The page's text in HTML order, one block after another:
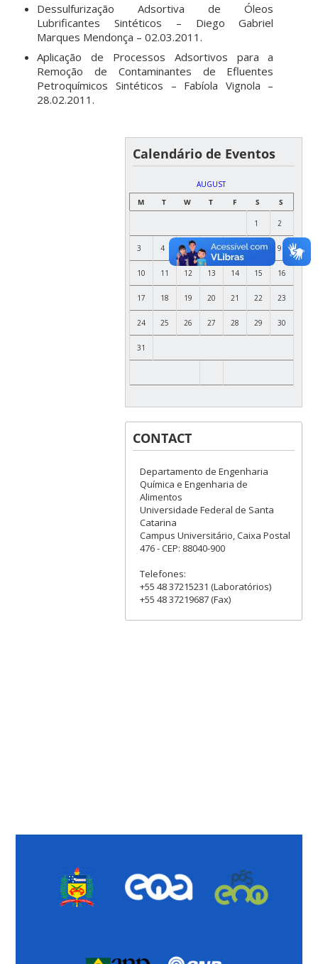
Dessulfurização Adsortiva de Óleos
Lubrificantes Sintéticos – Diego Gabriel
Marques Mendonça – 02.03.2011.
Aplicação de Processos Adsortivos para a
Remoção de Contaminantes de Efluentes
Petroquímicos Sintéticos – Fabíola Vignola –
28.02.2011.
Calendário de Eventos
AUGUST
M
T W T F S S
1 2
3 4 5 6 7 8 9
10 11 12 13 14 15 16
17 18 19 20 21 22 23
24 25 26 27 28 29 30
31
CONTACT
Departamento de Engenharia
Química e Engenharia de
Alimentos
Universidade Federal de Santa
Catarina
Campus Universitário, Caixa Postal
476 - CEP: 88040-900
Telefones:
+55 48 37215231 (Laboratórios)
+55 48 37219687 (Fax)